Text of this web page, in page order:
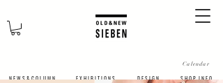
N E W S & C O L U M N
Calendar
​E X H I B I T I O N S D E S I G N S H O P I N F O